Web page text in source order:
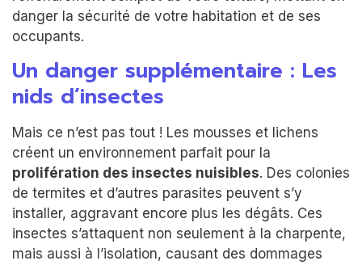
danger la sécurité de votre habitation et de ses
occupants.
Un danger supplémentaire : Les
nids d’insectes
Mais ce n’est pas tout ! Les mousses et lichens
créent un environnement parfait pour la
prolifération des insectes nuisibles. Des colonies
de termites et d’autres parasites peuvent s’y
installer, aggravant encore plus les dégâts. Ces
insectes s’attaquent non seulement à la charpente,
mais aussi à l’isolation, causant des dommages